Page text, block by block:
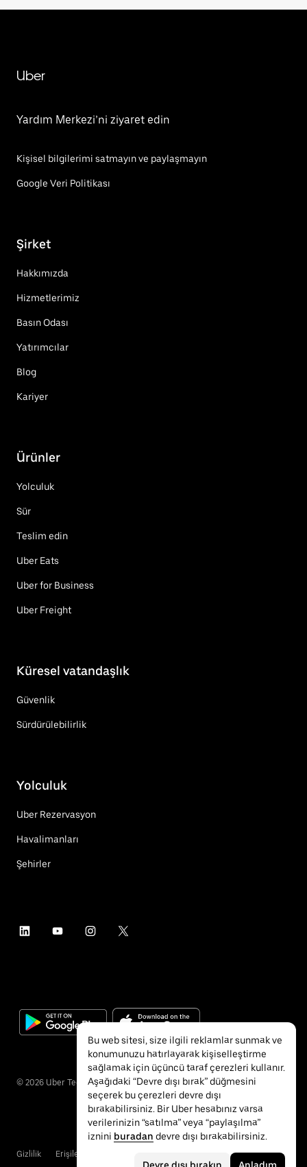
Uber
Yardım Merkezi’ni ziyaret edin
Kişisel bilgilerimi satmayın ve paylaşmayın
Google Veri Politikası
Şirket
Hakkımızda
Hizmetlerimiz
Basın Odası
Yatırımcılar
Blog
Kariyer
Ürünler
Yolculuk
Sür
Teslim edin
Uber Eats
Uber for Business
Uber Freight
Küresel vatandaşlık
Güvenlik
Sürdürülebilirlik
Yolculuk
Uber Rezervasyon
Havalimanları
Şehirler
© 2026 Uber Technologies Inc.
Gizlilik Erişilebilirlik
Bu web sitesi, size ilgili reklamlar sunmak ve
konumunuzu hatırlayarak kişiselleştirme
sağlamak için üçüncü taraf çerezleri kullanır.
Aşağıdaki “Devre dışı bırak” düğmesini
seçerek bu çerezleri devre dışı
bırakabilirsiniz. Bir Uber hesabınız varsa
verilerinizin “satılma” veya “paylaşılma”
iznini buradan devre dışı bırakabilirsiniz.